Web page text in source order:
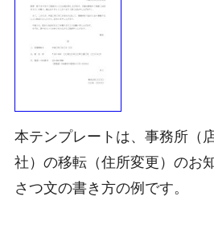
本テンプレートは、事務所（
社）の移転（住所変更）のお
さつ文の書き方の例です。